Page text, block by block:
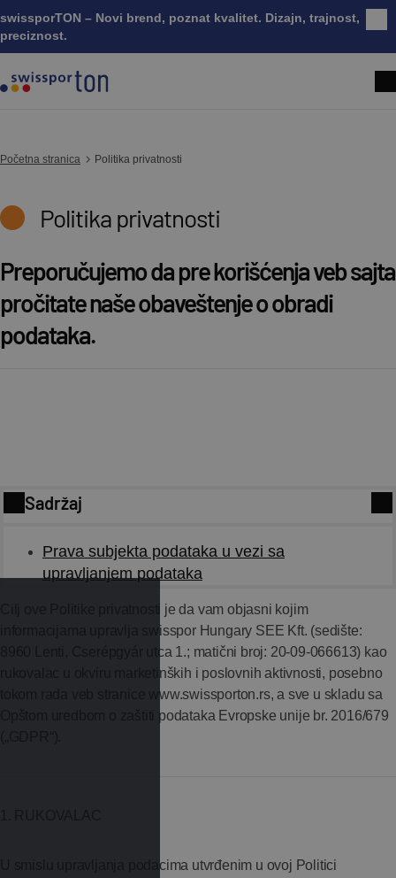
swissporTON – Novi brend, poznat kvalitet. Dizajn, trajnost,
preciznost.
Početna stranica Politika privatnosti
Politika privatnosti
Preporučujemo da pre korišćenja veb sajta
pročitate naše obaveštenje o obradi
podataka.
Sadržaj
Prava subjekta podataka u vezi sa
upravljanjem podataka
POLITIKA PRIVATNOSTI
Cilj ove Politike privatnosti je da vam objasni kojim
informacijama upravlja swisspor Hungary SEE Kft. (sedište:
8960 Lenti, Cserépgyár utca 1.; matični broj: 20-09-066613) kao
rukovalac u okviru marketinških i poslovnih aktivnosti, posebno
tokom rada veb stranice www.swissporton.rs, a sve u skladu sa
Opštom uredbom o zaštiti podataka Evropske unije br. 2016/679
U smislu upravljanja podacima utvrđenim u ovoj Politici